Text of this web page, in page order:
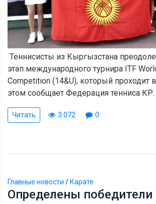
Теннисисты из Кыргызстана
этап международного турнира ITF
Competition (14&U), который
этом сообщает Федерация тенниса КР.
Читать 3 072 0
Главные новости /Карате
Определены победители